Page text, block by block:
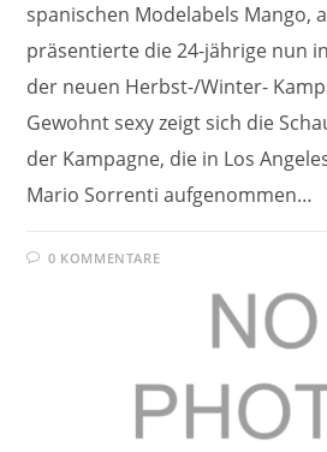
spanischen Modelabels Mango,
präsentierte die 24-jährige nun
der neuen Herbst-/Winter-
Gewohnt sexy zeigt sich die
der Kampagne, die in Los
Mario Sorrenti aufgenommen…
0 KOMMENTARE